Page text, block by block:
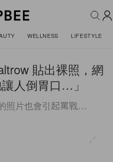
WELLNESS LIFESTYLE
貼出裸照，網
人倒胃口…」
照片也會引起罵戰…